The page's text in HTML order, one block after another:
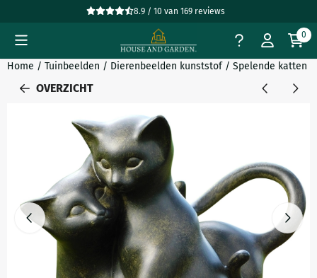
Cookievoorkeuren zijn beschikbaar. Kies instellingen of sta
8.9 / 10 van169 reviews
0
Home / Tuinbeelden / Dierenbeelden kunststof / Spelende katten
OVERZICHT